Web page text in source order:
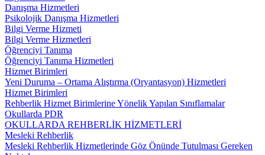
Danışma Hizmetleri
Psikolojik Danışma Hizmetleri
Bilgi Verme Hizmeti
Bilgi Verme Hizmetleri
Öğrenciyi Tanıma
Öğrenciyi Tanıma Hizmetleri
Hizmet Birimleri
Yeni Duruma – Ortama Alıştırma (Oryantasyon) Hizmetleri
Hizmet Birimleri
Rehberlik Hizmet Birimlerine Yönelik Yapılan Sınıflamalar
Okullarda PDR
OKULLARDA REHBERLİK HİZMETLERİ
Mesleki Rehberlik
Mesleki Rehberlik Hizmetlerinde Göz Önünde Tutulması Gereken